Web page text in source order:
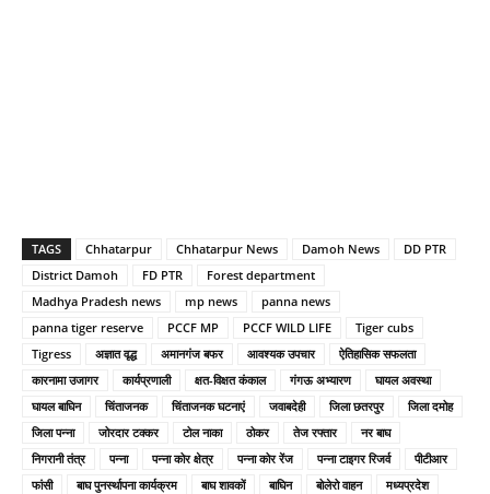
TAGS Chhatarpur Chhatarpur News Damoh News
DD PTR
District Damoh
FD PTR
Forest department
Madhya Pradesh news
mp news
panna news
panna tiger reserve
PCCF MP PCCF WILD LIFE
Tiger cubs
Tigress
अज्ञात वृद्ध अमानगंज बफर आवश्यक उपचार
ऐतिहासिक सफलता
कारनामा उजागर
कार्यप्रणाली क्षत-विक्षत कंकाल गंगऊ अभ्यारण
घायल अवस्था
घायल बाघिन
चिंताजनक चिंताजनक घटनाएं जवाबदेही जिला छतरपुर
जिला दमोह
जिला पन्ना
जोरदार टक्कर टोल नाका ठोकर तेज रफ्तार
नर बाघ
निगरानी तंत्र
पन्ना पन्ना कोर क्षेत्र पन्ना कोर रेंज पन्ना टाइगर रिजर्व
पीटीआर
फांसी
बाघ पुनर्स्थापना कार्यक्रम बाघ शावकों बाघिन बोलेरो वाहन
मध्यप्रदेश